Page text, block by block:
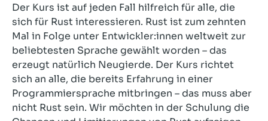
Der Kurs ist auf jeden Fall hilfreich für alle, die
sich für Rust interessieren. Rust ist zum zehnten
Mal in Folge unter Entwickler:innen weltweit zur
beliebtesten Sprache gewählt worden – das
erzeugt natürlich Neugierde. Der Kurs richtet
sich an alle, die bereits Erfahrung in einer
Programmiersprache mitbringen – das muss aber
nicht Rust sein. Wir möchten in der Schulung die